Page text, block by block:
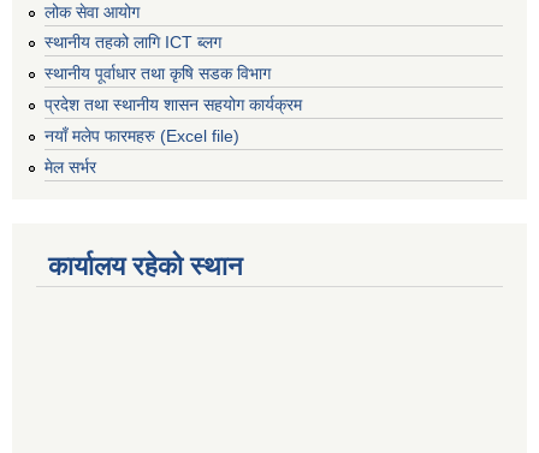
लोक सेवा आयोग
स्थानीय तहको लागि ICT ब्लग
स्थानीय पूर्वाधार तथा कृषि सडक विभाग
प्रदेश तथा स्थानीय शासन सहयोग कार्यक्रम
नयाँ मलेप फारमहरु (Excel file)
मेल सर्भर
कार्यालय रहेको स्थान